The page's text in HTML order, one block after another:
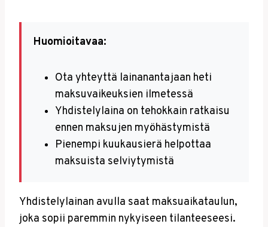
Huomioitavaa:
Ota yhteyttä lainanantajaan heti
maksuvaikeuksien ilmetessä
Yhdistelylaina on tehokkain ratkaisu
ennen maksujen myöhästymistä
Pienempi kuukausierä helpottaa
maksuista selviytymistä
Yhdistelylainan avulla saat maksuaikataulun,
joka sopii paremmin nykyiseen tilanteeseesi.